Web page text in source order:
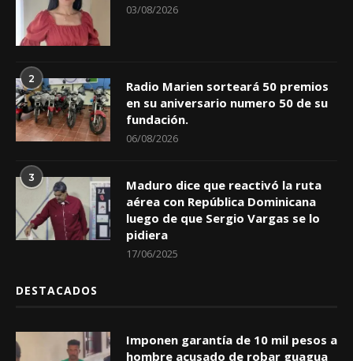
03/08/2026
2
Radio Marien sorteará 50 premios
en su aniversario numero 50 de su
fundación.
06/08/2026
3
Maduro dice que reactivó la ruta
aérea con República Dominicana
luego de que Sergio Vargas se lo
pidiera
17/06/2025
DESTACADOS
Imponen garantía de 10 mil pesos a
hombre acusado de robar guagua